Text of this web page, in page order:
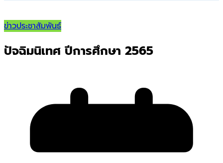
ข่าวประชาสัมพันธ์
ปัจฉิมนิเทศ ปีการศึกษา 2565